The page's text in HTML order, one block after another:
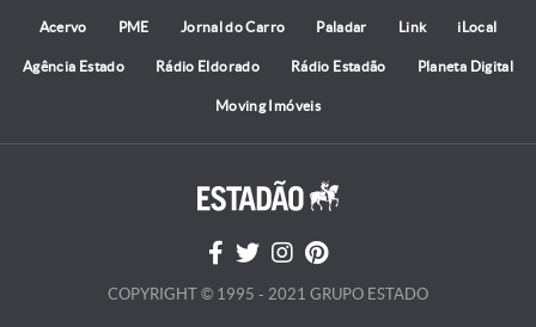
Acervo PME Jornal do Carro Paladar Link iLocal
Agência Estado Rádio Eldorado Rádio Estadão Planeta Digital
Moving Imóveis
COPYRIGHT © 1995 - 2021 GRUPO ESTADO